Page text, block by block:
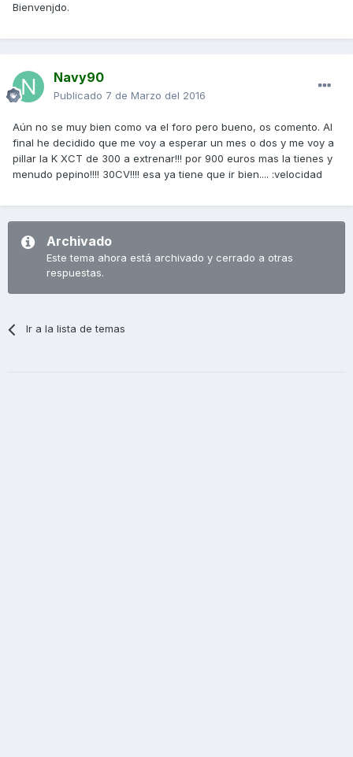
Bienvenjdo.
Navy90
Publicado 7 de Marzo del 2016
Aún no se muy bien como va el foro pero bueno, os comento. Al
final he decidido que me voy a esperar un mes o dos y me voy a
pillar la K XCT de 300 a extrenar!!! por 900 euros mas la tienes y
menudo pepino!!!! 30CV!!!! esa ya tiene que ir bien.... :velocidad
Archivado
Este tema ahora está archivado y cerrado a otras
respuestas.
Ir a la lista de temas